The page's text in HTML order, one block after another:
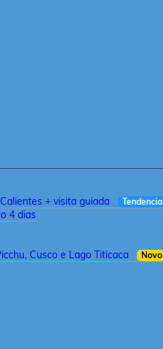
+ visita guiada Tendencia
4 dias
Cusco e Lago Titicaca Novo